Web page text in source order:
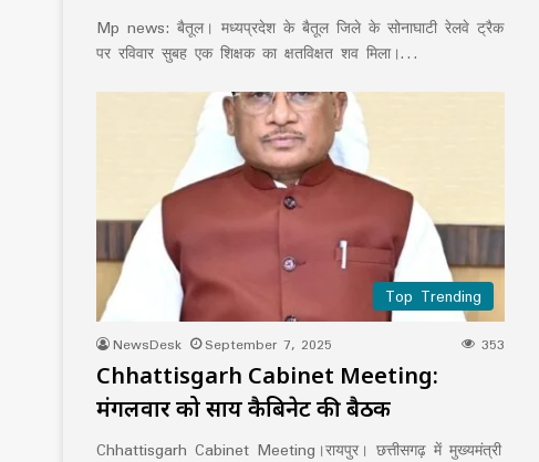
Mp news: बैतूल। मध्यप्रदेश के बैतूल जिले के सोनाघाटी रेलवे ट्रैक
पर रविवार सुबह एक शिक्षक का क्षतविक्षत शव मिला।…
Top Trending
NewsDesk September 7, 2025 353
Chhattisgarh Cabinet Meeting:
मंगलवार को साय कैबिनेट की बैठक
Chhattisgarh Cabinet Meeting।रायपुर। छत्तीसगढ़ में मुख्यमंत्री